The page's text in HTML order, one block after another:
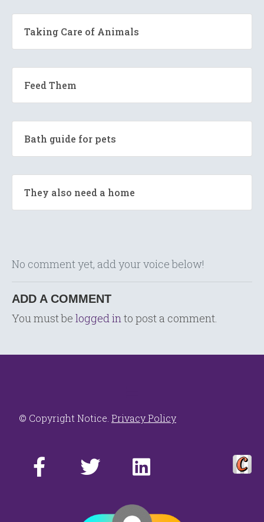
Taking Care of Animals
Feed Them
Bath guide for pets
They also need a home
No comment yet, add your voice below!
ADD A COMMENT
You must be logged into post a comment.
© Copyright Notice. Privacy Policy